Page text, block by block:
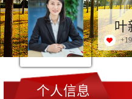
叶
+
个人信息